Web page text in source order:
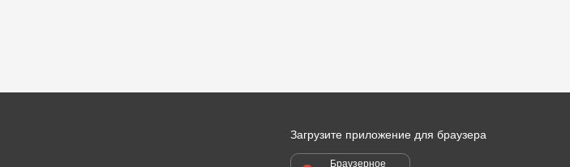
Загрузите приложение для браузера
Браузерное